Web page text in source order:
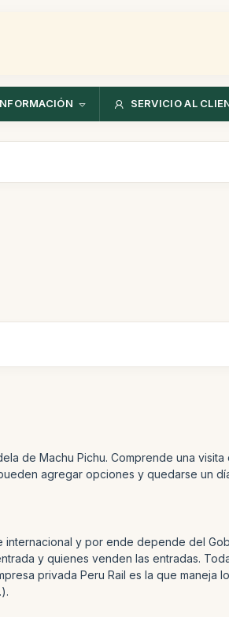
SERVICIO AL
de Machu Pichu. Comprende una
agregar opciones y quedarse un
y por ende depende del
y quienes venden las entradas.
privada Peru Rail es la que